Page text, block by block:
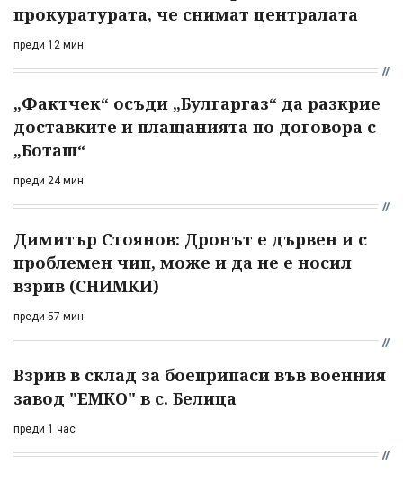
прокуратурата, че снимат централата
преди 12 мин
„Фактчек“ осъди „Булгаргаз“ да разкрие
доставките и плащанията по договора с
„Боташ“
преди 24 мин
Димитър Стоянов: Дронът е дървен и с
проблемен чип, може и да не е носил
взрив (СНИМКИ)
преди 57 мин
Взрив в склад за боеприпаси във военния
завод "ЕМКО" в с. Белица
преди 1 час